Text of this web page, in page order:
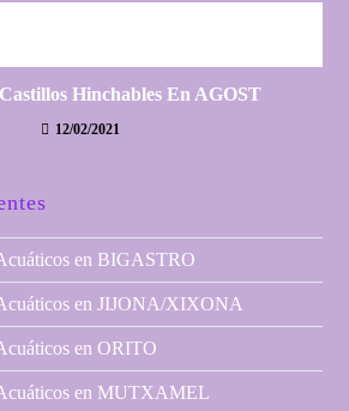
Hinchables En AGOST
12/02/2021
en BIGASTRO
en JIJONA/XIXONA
en ORITO
en MUTXAMEL